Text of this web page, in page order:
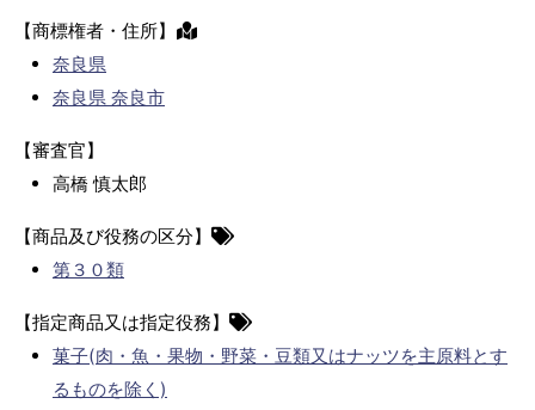
【商標権者・住所】
奈良県
奈良県 奈良市
【審査官】
高橋 慎太郎
【商品及び役務の区分】
第３０類
【指定商品又は指定役務】
菓子(肉・魚・果物・野菜・豆類又はナッツを主原料とす
るものを除く)